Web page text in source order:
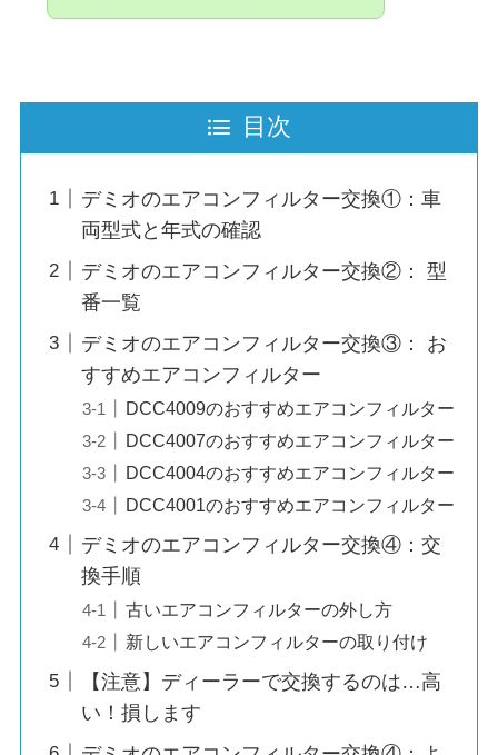
目次
デミオのエアコンフィルター交換①：車
両型式と年式の確認
デミオのエアコンフィルター交換②： 型
番一覧
デミオのエアコンフィルター交換③： お
すすめエアコンフィルター
DCC4009のおすすめエアコンフィルター
DCC4007のおすすめエアコンフィルター
DCC4004のおすすめエアコンフィルター
DCC4001のおすすめエアコンフィルター
デミオのエアコンフィルター交換④：交
換手順
古いエアコンフィルターの外し方
新しいエアコンフィルターの取り付け
【注意】ディーラーで交換するのは…高
い！損します